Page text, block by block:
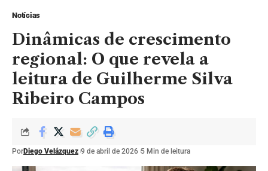
Notícias
Dinâmicas de crescimento
regional: O que revela a
leitura de Guilherme Silva
Ribeiro Campos
PorDiego Velázquez 9 de abril de 2026 5 Min de leitura